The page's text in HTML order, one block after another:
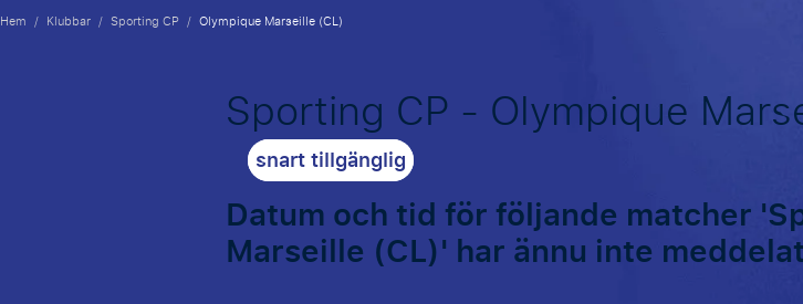
Hem / Klubbar / Sporting CP / Olympique Marseille (CL)
Sporting CP - Olympique
snart tillgänglig
Datum och tid för följande matcher
Marseille (CL)' har ännu inte